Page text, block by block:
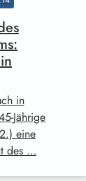
in
Jährige
eine
des …